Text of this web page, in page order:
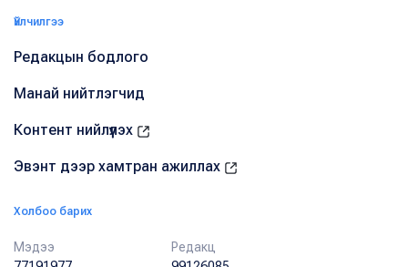
Үйлчилгээ
Редакцын бодлого
Манай нийтлэгчид
Контент нийлүүлэх
Эвэнт дээр хамтран ажиллах
Холбоо барих
Мэдээ
Редакц